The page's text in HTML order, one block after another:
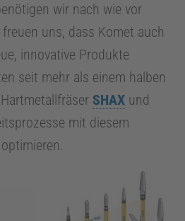
wir nach wie vor
uns, dass Komet auch
innovative Produkte
seit mehr als einem halben
SHAX und
mit diesem